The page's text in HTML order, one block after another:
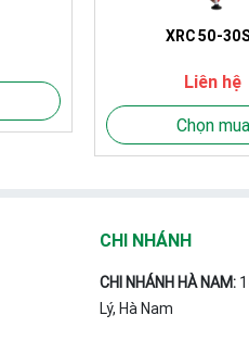
XRC 50-
Liên hệ
Chọn mua
CHI NHÁNH
CHI NHÁNH HÀ NAM:
Lý, Hà Nam